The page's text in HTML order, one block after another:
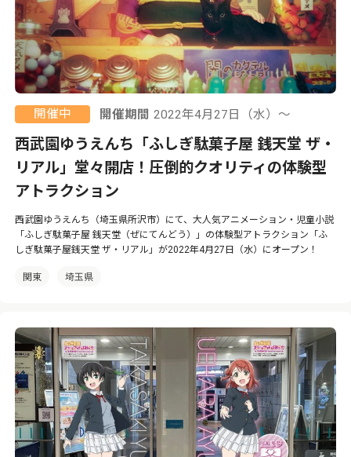
開催中 開催期間 2022年4月27日（水）〜
西武園ゆうえんち「ふしぎ駄菓子屋 銭天堂 ザ・
リアル」堂々開店！圧倒的クオリティの体験型
アトラクション
西武園ゆうえんち（埼玉県所沢市）にて、大人気アニメーション・児童小説
「ふしぎ駄菓子屋 銭天堂（ぜにてんどう）」の体験型アトラクション「ふ
しぎ駄菓子屋銭天堂 ザ・リアル」が2022年4月27日（水）にオープン！
関東 埼玉県